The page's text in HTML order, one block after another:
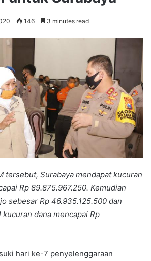
146 3 minutes read
tersebut, Surabaya mendapat kucuran
Rp 89.875.967.250. Kemudian
sebesar Rp 46.935.125.500 dan
dana mencapai Rp
hari ke-7 penyelenggaraan